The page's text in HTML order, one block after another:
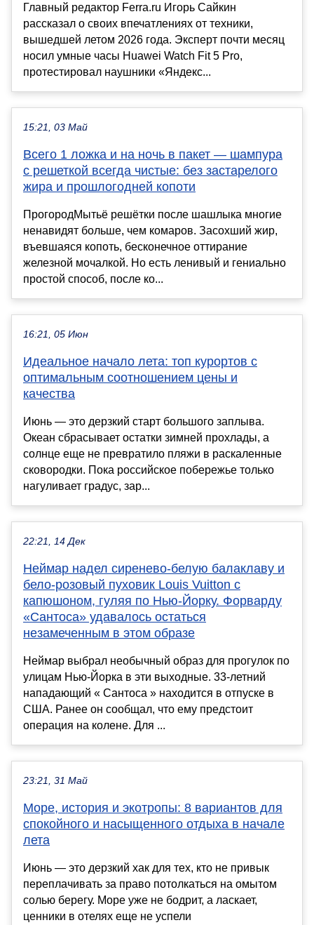
Главный редактор Ferra.ru Игорь Сайкин
рассказал о своих впечатлениях от техники,
вышедшей летом 2026 года. Эксперт почти месяц
носил умные часы Huawei Watch Fit 5 Pro,
протестировал наушники «Яндекс...
15:21, 03 Май
Всего 1 ложка и на ночь в пакет — шампура
с решеткой всегда чистые: без застарелого
жира и прошлогодней копоти
ПрогородМытьё решётки после шашлыка многие
ненавидят больше, чем комаров. Засохший жир,
въевшаяся копоть, бесконечное оттирание
железной мочалкой. Но есть ленивый и гениально
простой способ, после ко...
16:21, 05 Июн
Идеальное начало лета: топ курортов с
оптимальным соотношением цены и
качества
Июнь — это дерзкий старт большого заплыва.
Океан сбрасывает остатки зимней прохлады, а
солнце еще не превратило пляжи в раскаленные
сковородки. Пока российское побережье только
нагуливает градус, зар...
22:21, 14 Дек
Неймар надел сиренево-белую балаклаву и
бело-розовый пуховик Louis Vuitton с
капюшоном, гуляя по Нью-Йорку. Форварду
«Сантоса» удавалось остаться
незамеченным в этом образе
Неймар выбрал необычный образ для прогулок по
улицам Нью-Йорка в эти выходные. 33-летний
нападающий « Сантоса » находится в отпуске в
США. Ранее он сообщал, что ему предстоит
операция на колене. Для ...
23:21, 31 Май
Море, история и экотропы: 8 вариантов для
спокойного и насыщенного отдыха в начале
лета
Июнь — это дерзкий хак для тех, кто не привык
переплачивать за право потолкаться на омытом
солью берегу. Море уже не бодрит, а ласкает,
ценники в отелях еще не успели